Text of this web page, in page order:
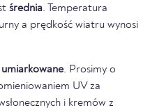
średnia. Temperatura
a prędkość wiatru wynosi
. Prosimy o
UV za
i kremów z